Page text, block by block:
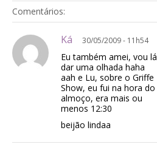
Comentários:
Ká 30/05/2009 - 11h54
Eu também amei, vou lá
dar uma olhada haha
aah e Lu, sobre o Griffe
Show, eu fui na hora do
almoço, era mais ou
menos 12:30
beijão lindaa